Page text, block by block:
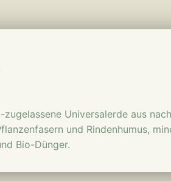
Universalerde aus
und Rindenhumus,
Bio-Dünger.